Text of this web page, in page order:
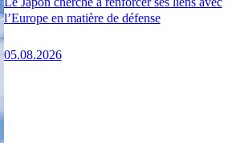
l’Europe en matière de défense
05.08.2026